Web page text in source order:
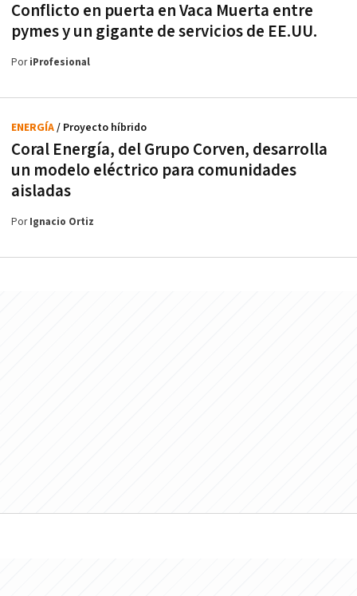
Conflicto en puerta en Vaca Muerta entre
pymes y un gigante de servicios de EE.UU.
PoriProfesional
Coral Energía, del Grupo Corven, desarrolla
un modelo eléctrico para comunidades
aisladas
ENERGÍA/ Proyecto híbrido
PorIgnacio Ortiz